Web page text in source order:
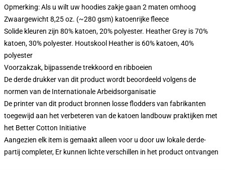
Opmerking: Als u wilt uw hoodies zakje gaan 2 maten omhoog
Zwaargewicht 8,25 oz. (~280 gsm) katoenrijke fleece
Solide kleuren zijn 80% katoen, 20% polyester. Heather Grey is 70%
katoen, 30% polyester. Houtskool Heather is 60% katoen, 40%
polyester
Voorzakzak, bijpassende trekkoord en ribboeien
De derde drukker van dit product wordt beoordeeld volgens de
normen van de Internationale Arbeidsorganisatie
De printer van dit product bronnen losse flodders van fabrikanten
toegewijd aan het verbeteren van de katoen landbouw praktijken met
het Better Cotton Initiative
Aangezien elk item is gemaakt alleen voor u door uw lokale derde-
partij completer, Er kunnen lichte verschillen in het product ontvangen